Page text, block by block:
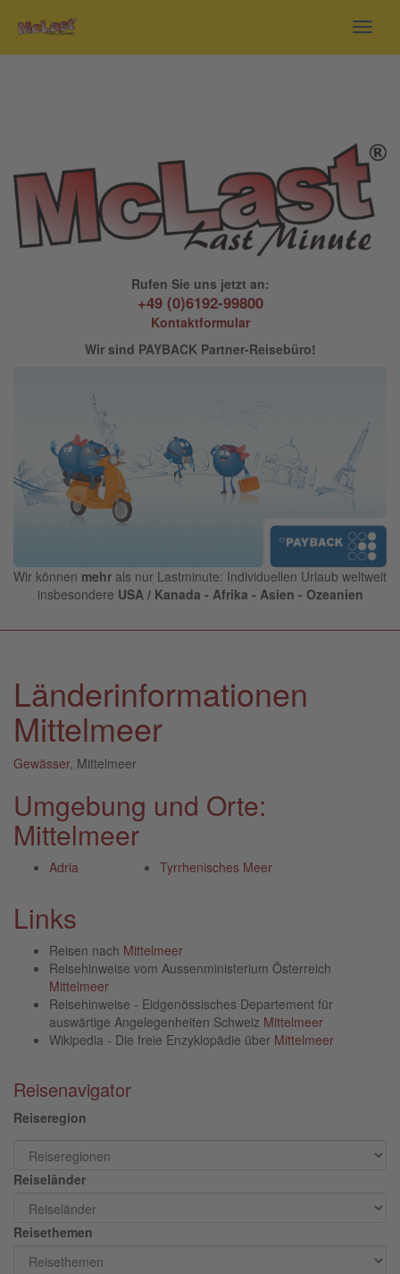
Rufen Sie uns jetzt an:
+49 (0)6192-99800
Kontaktformular
Wir sind PAYBACK Partner-Reisebüro!
Wir können mehr als nur Lastminute: Individuellen Urlaub weltweit
insbesondere USA / Kanada - Afrika - Asien - Ozeanien
Länderinformationen
Mittelmeer
Gewässer, Mittelmeer
Umgebung und Orte:
Mittelmeer
Adria Tyrrhenisches Meer
Links
Reisen nach Mittelmeer
Reisehinweise vom Aussenministerium Österreich
Mittelmeer
Reisehinweise - Eidgenössisches Departement für
auswärtige Angelegenheiten Schweiz Mittelmeer
Wikipedia - Die freie Enzyklopädie über Mittelmeer
Reisenavigator
Reiseregion
Reiseländer
Reisethemen